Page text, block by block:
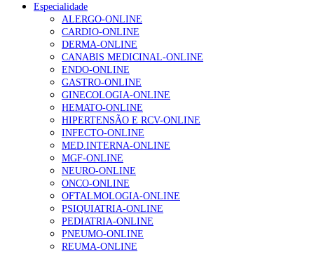
NOTÍCIAS MAIS LIDAS
Enfermagem Forense. “Da urgência ao tribunal, cada
gesto conta e cada profissional faz a diferença”
202 visualizações
Alguns milhares de utentes podem ficar sem médico de
família com nova regras do registo, alerta associação
175 visualizações
Quase quatro em cada dez doentes com enfarte
apresentavam níveis elevados de Lp(a), revela estudo
86 visualizações
Especialidade
ALERGO-ONLINE
CARDIO-ONLINE
DERMA-ONLINE
CANABIS MEDICINAL-ONLINE
ENDO-ONLINE
GASTRO-ONLINE
GINECOLOGIA-ONLINE
HEMATO-ONLINE
HIPERTENSÃO E RCV-ONLINE
INFECTO-ONLINE
MED.INTERNA-ONLINE
MGF-ONLINE
NEURO-ONLINE
ONCO-ONLINE
OFTALMOLOGIA-ONLINE
PSIQUIATRIA-ONLINE
PEDIATRIA-ONLINE
PNEUMO-ONLINE
REUMA-ONLINE